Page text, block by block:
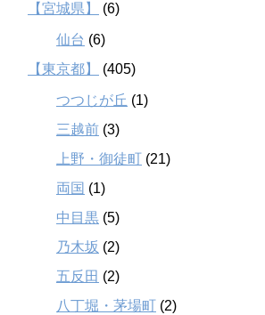
【宮城県】
(6)
仙台 (6)
【東京都】
(405)
つつじが丘 (1)
三越前 (3)
上野・御徒町 (21)
両国 (1)
中目黒 (5)
乃木坂 (2)
五反田 (2)
八丁堀・茅場町 (2)